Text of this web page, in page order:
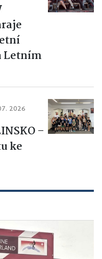
Letním
2026
–
ke